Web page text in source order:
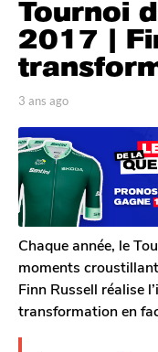
a
n
s
a
g
3
a
n
s
a
g
o
Tournoi
2017 |
p
r
T
o
m
G
a
l
r
o
n
3 ans ago
s
a
Chaque année, le
moments
Finn Russell réalise
transformation en